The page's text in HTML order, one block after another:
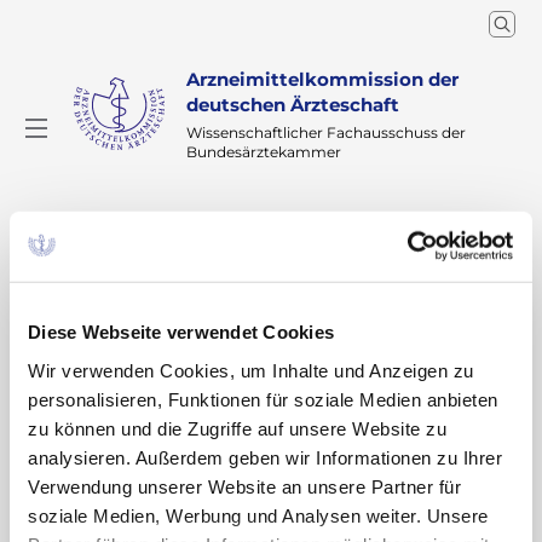
Diese Webseite verwendet Cookies
Wir verwenden Cookies, um Inhalte und Anzeigen zu
personalisieren, Funktionen für soziale Medien anbieten
zu können und die Zugriffe auf unsere Website zu
analysieren. Außerdem geben wir Informationen zu Ihrer
Verwendung unserer Website an unsere Partner für
soziale Medien, Werbung und Analysen weiter. Unsere
Arzneimittelkommission der
deutschen Ärzteschaft
Wissenschaftlicher Fachausschuss der
Bundesärztekammer
Arzneiverordnung in der Praxis
Ausgaben - Archiv
AVP Ausgaben ab 2015
Arzneiverordnung in der Praxis
2026 2025 2024 2023
2022
2021
2020 2018
2017